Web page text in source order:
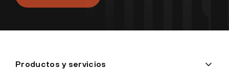
Productos y servicios